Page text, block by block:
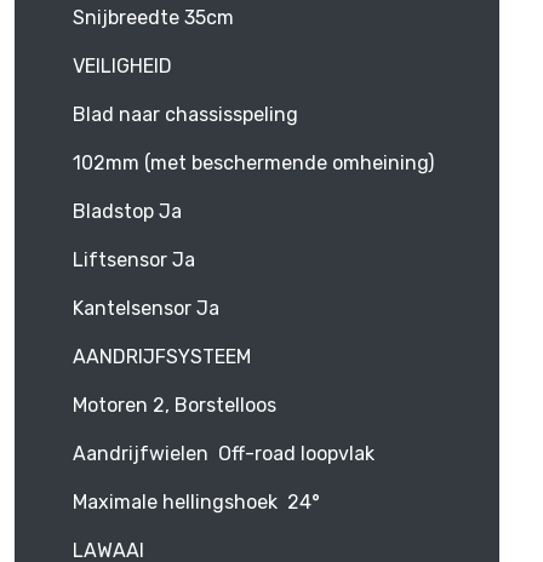
Snijbreedte 35cm
VEILIGHEID
Blad naar chassisspeling
102mm (met beschermende omheining)
Bladstop Ja
Liftsensor Ja
Kantelsensor Ja
AANDRIJFSYSTEEM
Motoren 2, Borstelloos
Aandrijfwielen Off-road loopvlak
Maximale hellingshoek 24°
LAWAAI